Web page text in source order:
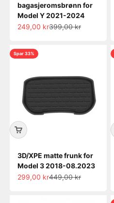
bagasjeromsbrønn for
Model Y 2021-2024
Salgspris
249,00 krNormalpris
399,00 kr
Spar 33%
3D/XPE matte frunk for
Model 3 2018-08.2023
Salgspris
299,00 krNormalpris
449,00 kr